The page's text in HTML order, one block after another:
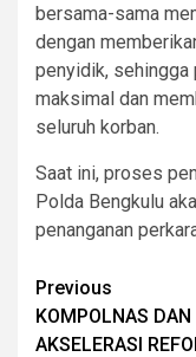
bersama-sama
dengan
penyidik, sehingga
maksimal dan
seluruh korban.
Saat ini, proses
Polda Bengkulu
penanganan
Post
Previous
KOMPOLNAS DAN
AKSELERASI